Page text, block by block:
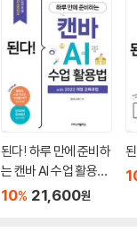
된다! 하루 만에 준비하
는 캔바 AI 수업 활용법
with 2022 개정 교육
10% 21,600원